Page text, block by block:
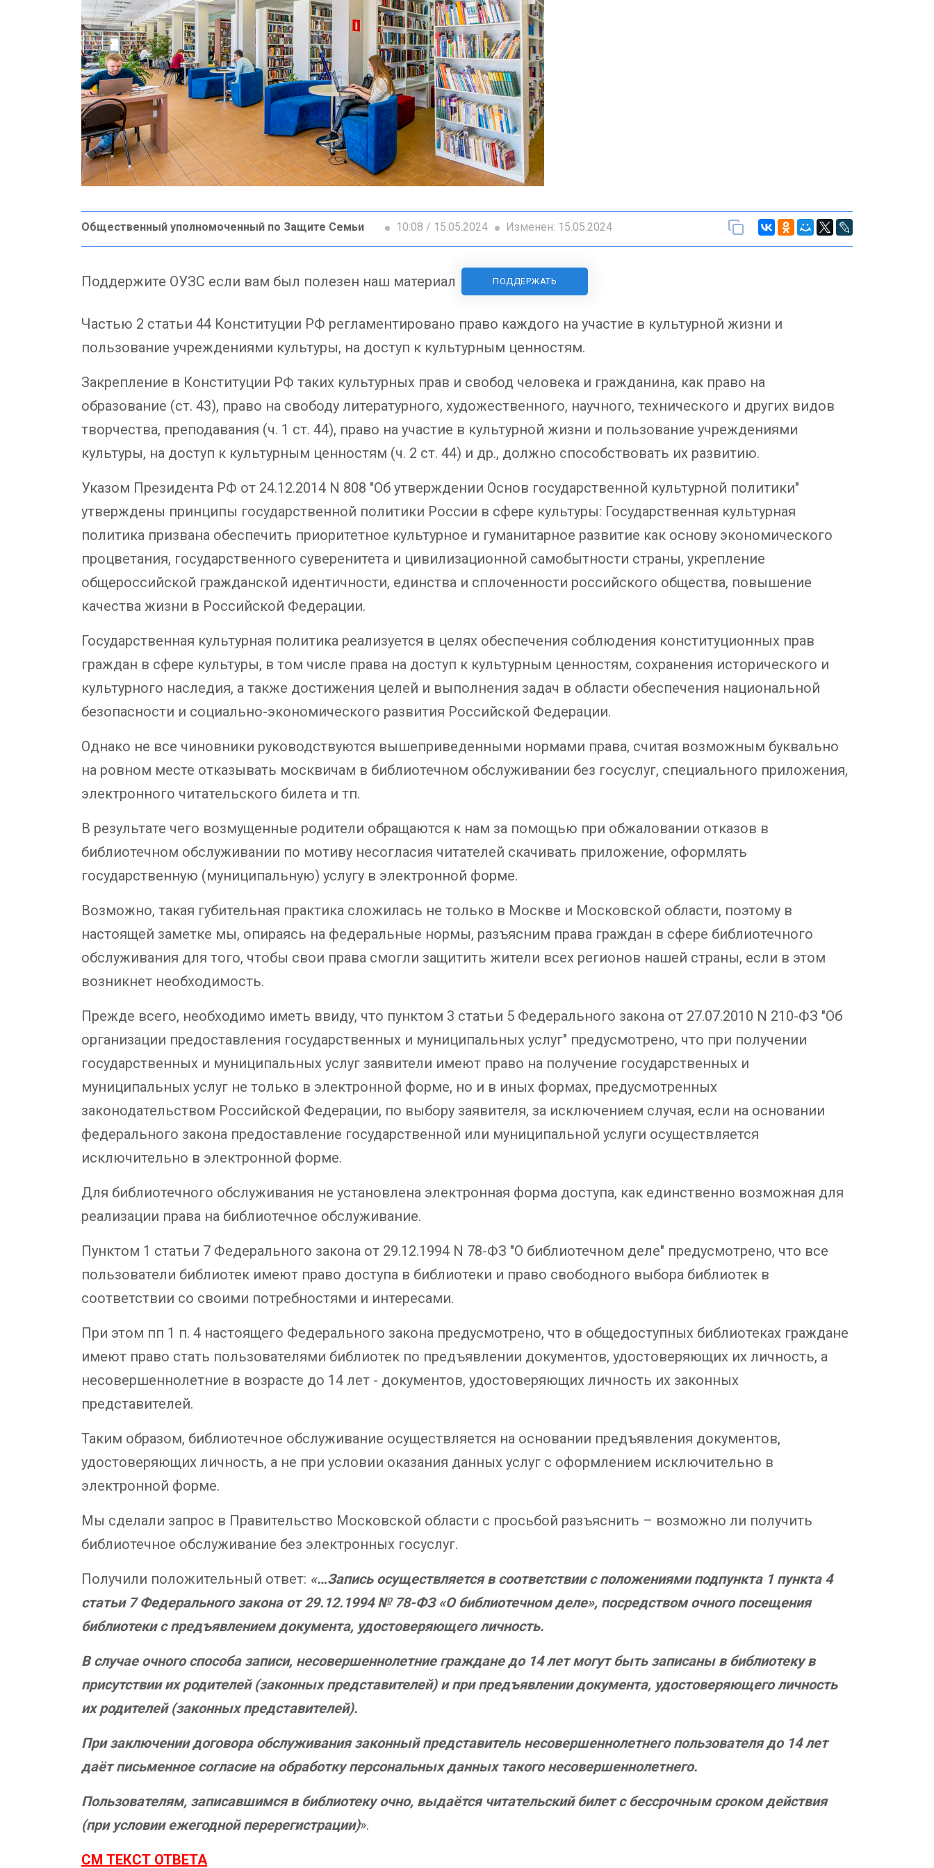
Общественный уполномоченный по Защите Семьи 10:08 / 15.05.2024 Изменен: 15.05.2024
Поддержите ОУЗС если вам был полезен наш материал ПОДДЕРЖАТЬ
Частью 2 статьи 44 Конституции РФ регламентировано право каждого на участие в культурной жизни и
пользование учреждениями культуры, на доступ к культурным ценностям.
Закрепление в Конституции РФ таких культурных прав и свобод человека и гражданина, как право на
образование (ст. 43), право на свободу литературного, художественного, научного, технического и других видов
творчества, преподавания (ч. 1 ст. 44), право на участие в культурной жизни и пользование учреждениями
культуры, на доступ к культурным ценностям (ч. 2 ст. 44) и др., должно способствовать их развитию.
Указом Президента РФ от 24.12.2014 N 808 "Об утверждении Основ государственной культурной политики"
утверждены принципы государственной политики России в сфере культуры: Государственная культурная
политика призвана обеспечить приоритетное культурное и гуманитарное развитие как основу экономического
процветания, государственного суверенитета и цивилизационной самобытности страны, укрепление
общероссийской гражданской идентичности, единства и сплоченности российского общества, повышение
качества жизни в Российской Федерации.
Государственная культурная политика реализуется в целях обеспечения соблюдения конституционных прав
граждан в сфере культуры, в том числе права на доступ к культурным ценностям, сохранения исторического и
культурного наследия, а также достижения целей и выполнения задач в области обеспечения национальной
безопасности и социально-экономического развития Российской Федерации.
Однако не все чиновники руководствуются вышеприведенными нормами права, считая возможным буквально
на ровном месте отказывать москвичам в библиотечном обслуживании без госуслуг, специального приложения,
электронного читательского билета и тп.
В результате чего возмущенные родители обращаются к нам за помощью при обжаловании отказов в
библиотечном обслуживании по мотиву несогласия читателей скачивать приложение, оформлять
государственную (муниципальную) услугу в электронной форме.
Возможно, такая губительная практика сложилась не только в Москве и Московской области, поэтому в
настоящей заметке мы, опираясь на федеральные нормы, разъясним права граждан в сфере библиотечного
обслуживания для того, чтобы свои права смогли защитить жители всех регионов нашей страны, если в этом
возникнет необходимость.
Прежде всего, необходимо иметь ввиду, что пунктом 3 статьи 5 Федерального закона от 27.07.2010 N 210-ФЗ "Об
организации предоставления государственных и муниципальных услуг" предусмотрено, что при получении
государственных и муниципальных услуг заявители имеют право на получение государственных и
муниципальных услуг не только в электронной форме, но и в иных формах, предусмотренных
законодательством Российской Федерации, по выбору заявителя, за исключением случая, если на основании
федерального закона предоставление государственной или муниципальной услуги осуществляется
исключительно в электронной форме.
Для библиотечного обслуживания не установлена электронная форма доступа, как единственно возможная для
реализации права на библиотечное обслуживание.
Пунктом 1 статьи 7 Федерального закона от 29.12.1994 N 78-ФЗ "О библиотечном деле" предусмотрено, что все
пользователи библиотек имеют право доступа в библиотеки и право свободного выбора библиотек в
соответствии со своими потребностями и интересами.
При этом пп 1 п. 4 настоящего Федерального закона предусмотрено, что в общедоступных библиотеках граждане
имеют право стать пользователями библиотек по предъявлении документов, удостоверяющих их личность, а
несовершеннолетние в возрасте до 14 лет - документов, удостоверяющих личность их законных
представителей.
Таким образом, библиотечное обслуживание осуществляется на основании предъявления документов,
удостоверяющих личность, а не при условии оказания данных услуг с оформлением исключительно в
электронной форме.
Мы сделали запрос в Правительство Московской области с просьбой разъяснить – возможно ли получить
библиотечное обслуживание без электронных госуслуг.
Получили положительный ответ: «…Запись осуществляется в соответствии с положениями подпункта 1 пункта 4
статьи 7 Федерального закона от 29.12.1994 № 78-ФЗ «О библиотечном деле», посредством очного посещения
библиотеки с предъявлением документа, удостоверяющего личность.
В случае очного способа записи, несовершеннолетние граждане до 14 лет могут быть записаны в библиотеку в
присутствии их родителей (законных представителей) и при предъявлении документа, удостоверяющего личность
их родителей (законных представителей).
При заключении договора обслуживания законный представитель несовершеннолетнего пользователя до 14 лет
даёт письменное согласие на обработку персональных данных такого несовершеннолетнего.
Пользователям, записавшимся в библиотеку очно, выдаётся читательский билет с бессрочным сроком действия
(при условии ежегодной перерегистрации)».
СМ ТЕКСТ ОТВЕТА